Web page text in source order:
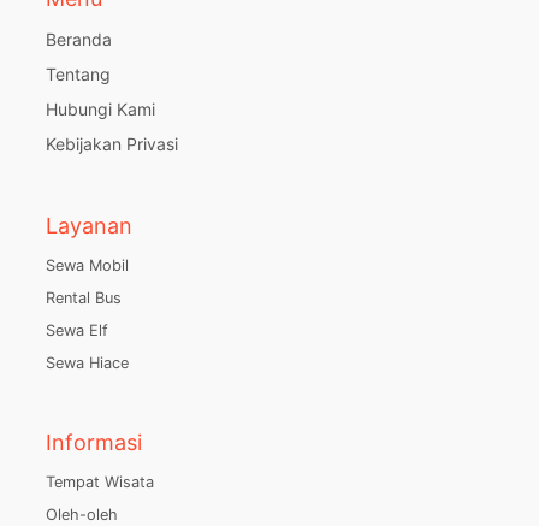
Beranda
Tentang
Hubungi Kami
Kebijakan Privasi
Layanan
Sewa Mobil
Rental Bus
Sewa Elf
Sewa Hiace
Informasi
Tempat Wisata
Oleh-oleh